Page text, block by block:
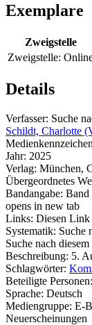
Exemplare
Zweigstelle
Zweigstelle:
Details
Verfasser: Suche
Schildt, Charlotte
Jahr: 2025
Verlag: München,
Übergeordnetes
Bandangabe: Band
opens in new tab
Links: Diesen Link
Systematik: Suche
Suche nach
Beschreibung: 5.
Schlagwörter:
Beteiligte Personen:
Sprache: Deutsch
Mediengruppe: E-
Neuerscheinungen